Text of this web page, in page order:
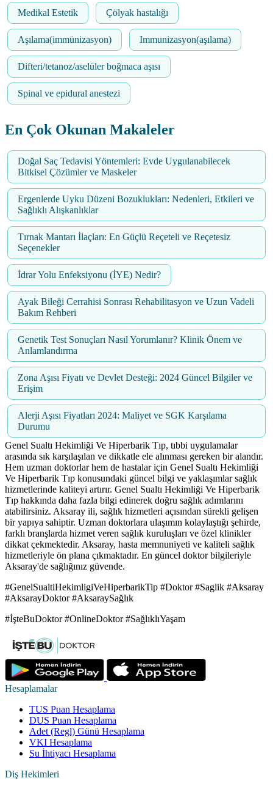
Medikal Estetik Çölyak hastalığı
Aşılama(immünizasyon) Immunizasyon(aşılama)
Difteri/tetanoz/aselüler boğmaca aşısı
Spinal ve epidural anestezi
En Çok Okunan Makaleler
Doğal Saç Tedavisi Yöntemleri: Evde Uygulanabilecek
Bitkisel Çözümler ve Maskeler
Ergenlerde Uyku Düzeni Bozuklukları: Nedenleri, Etkileri ve
Sağlıklı Alışkanlıklar
Tırnak Mantarı İlaçları: En Güçlü Reçeteli ve Reçetesiz
Seçenekler
İdrar Yolu Enfeksiyonu (İYE) Nedir?
Ayak Bileği Cerrahisi Sonrası Rehabilitasyon ve Uzun Vadeli
Bakım Rehberi
Genetik Test Sonuçları Nasıl Yorumlanır? Klinik Önem ve
Anlamlandırma
Zona Aşısı Fiyatı ve Devlet Desteği: 2024 Güncel Bilgiler ve
Erişim
Alerji Aşısı Fiyatları 2024: Maliyet ve SGK Karşılama
Durumu
Genel Sualtı Hekimliği Ve Hiperbarik Tıp, tıbbi uygulamalar
arasında sık karşılaşılan ve dikkatle ele alınması gereken bir alandır.
Hem uzman doktorlar hem de hastalar için Genel Sualtı Hekimliği
Ve Hiperbarik Tıp konusundaki güncel bilgi ve yaklaşımlar sağlık
hizmetlerinde kaliteyi artırır. Genel Sualtı Hekimliği Ve Hiperbarik
Tıp hakkında daha fazla bilgi edinerek doğru sağlık adımlarını
atabilirsiniz. Aksaray ili, sağlık hizmetleri açısından sürekli gelişen
bir yapıya sahiptir. Uzman doktorlara ulaşımın kolaylaştığı şehirde,
farklı branşlarda hizmet veren sağlık kuruluşları ve özel klinikler
dikkat çekmektedir. Aksaray, hasta memnuniyeti ve kaliteli sağlık
hizmetleriyle ön plana çıkmaktadır. En güncel doktor bilgileriyle
Aksaray'de sağlığınız güvende.
#GenelSualtiHekimligiVeHiperbarikTip #Doktor #Saglik #Aksaray
#AksarayDoktor #AksaraySağlık
#İşteBuDoktor #OnlineDoktor #SağlıklıYaşam
Hesaplamalar
TUS Puan Hesaplama
DUS Puan Hesaplama
Adet (Regl) Günü Hesaplama
VKI Hesaplama
Su İhtiyacı Hesaplama
Diş Hekimleri